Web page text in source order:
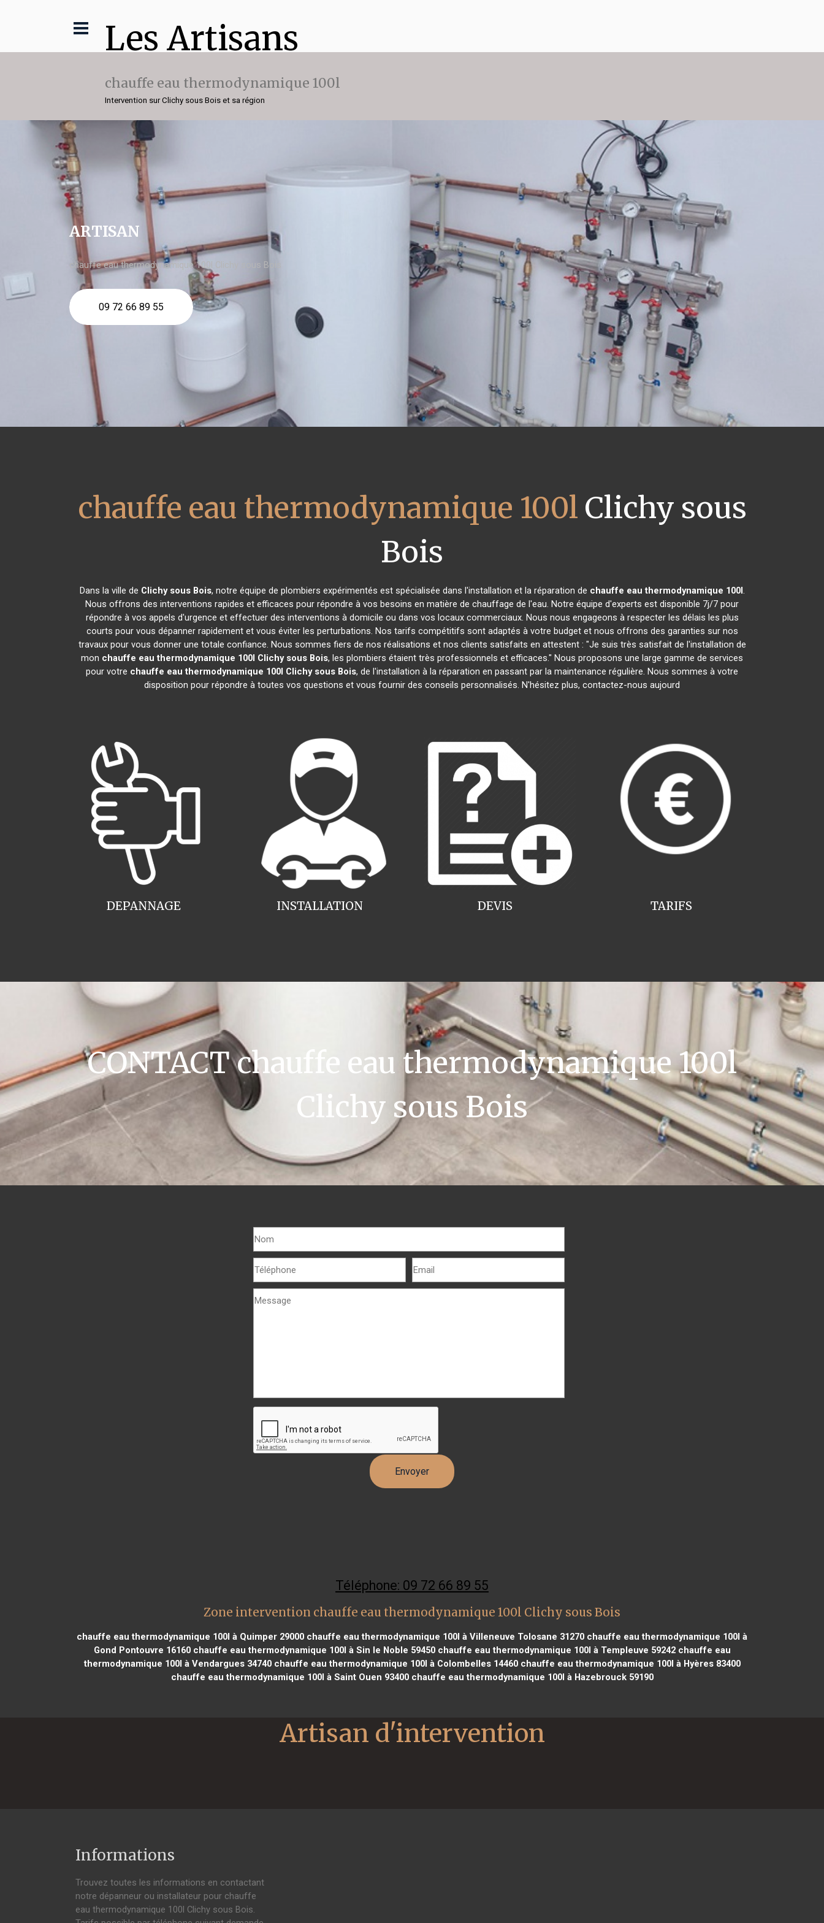
Les Artisans
chauffe eau thermodynamique 100l
Intervention sur Clichy sous Bois et sa région
ARTISAN
chauffe eau thermodynamique 100l Clichy sous Bois
09 72 66 89 55
chauffe eau thermodynamique 100l Clichy sous
Bois
Dans la ville de Clichy sous Bois, notre équipe de plombiers expérimentés est spécialisée dans l'installation et la réparation de chauffe eau thermodynamique 100l.
Nous offrons des interventions rapides et efficaces pour répondre à vos besoins en matière de chauffage de l'eau. Notre équipe d'experts est disponible 7j/7 pour
répondre à vos appels d'urgence et effectuer des interventions à domicile ou dans vos locaux commerciaux. Nous nous engageons à respecter les délais les plus
courts pour vous dépanner rapidement et vous éviter les perturbations. Nos tarifs compétitifs sont adaptés à votre budget et nous offrons des garanties sur nos
travaux pour vous donner une totale confiance. Nous sommes fiers de nos réalisations et nos clients satisfaits en attestent : "Je suis très satisfait de l'installation de
mon chauffe eau thermodynamique 100l Clichy sous Bois, les plombiers étaient très professionnels et efficaces." Nous proposons une large gamme de services
pour votre chauffe eau thermodynamique 100l Clichy sous Bois, de l'installation à la réparation en passant par la maintenance régulière. Nous sommes à votre
disposition pour répondre à toutes vos questions et vous fournir des conseils personnalisés. N'hésitez plus, contactez-nous aujourd
INSTALLATION
DEPANNAGE TARIFS
DEVIS
CONTACT chauffe eau thermodynamique 100l
Clichy sous Bois
Téléphone: 09 72 66 89 55
Zone intervention chauffe eau thermodynamique 100l Clichy sous Bois
chauffe eau thermodynamique 100l à Quimper 29000 chauffe eau thermodynamique 100l à Villeneuve Tolosane 31270 chauffe eau thermodynamique 100l à
Gond Pontouvre 16160chauffe eau thermodynamique 100l à Sin le Noble 59450chauffe eau thermodynamique 100l à Templeuve 59242chauffe eau
thermodynamique 100l à Vendargues 34740chauffe eau thermodynamique 100l à Colombelles 14460chauffe eau thermodynamique 100l à Hyères 83400
chauffe eau thermodynamique 100l à Saint Ouen 93400chauffe eau thermodynamique 100l à Hazebrouck 59190
Informations
Trouvez toutes les informations en contactant
notre dépanneur ou installateur pour chauffe
eau thermodynamique 100l Clichy sous Bois.
Artisan d'intervention